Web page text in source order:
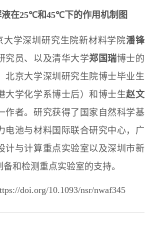
在25℃和45℃下的作用机制图
大学深圳研究生院新材料学院潘锋
究员、以及清华大学郑国瑞博士的
北京大学深圳研究生院博士毕业生
大学化学系博士后）和博士生赵文
作者。研究获得了国家自然科学基
电池与材料国际联合研究中心，广
计与计算重点实验室以及深圳市新
和检测重点实验室的支持。
doi.org/10.1093/nsr/nwaf345